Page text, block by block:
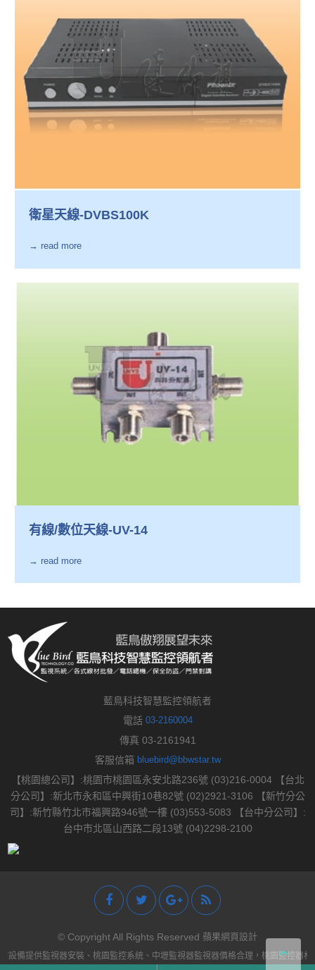
衛星天線-DVBS100K
→ read more
有線/數位天線-UV-14
→ read more
藍鳥科技智慧監控領航者
電話 03-2160004
傳真 03-2161941
客服信箱 bluebird@bbwstar.tw
【桃園總公司】:桃園市桃園區永安北路236號 (03)216-0004 【台北
分公司】:新北市永和區中興街10巷82號 (02)2921-3106 【新竹分公
司】:新竹縣竹北市福興路946號一樓 (03)553-5083 【台中分公司】:
台中市北區山西路二段13號 (04)2298-2100
© Copyright All Rights Reserved 蘋果網頁設計
設備提供監視器安裝、桃園監控系統、中壢監視器監視器價格合理，桃園監控器